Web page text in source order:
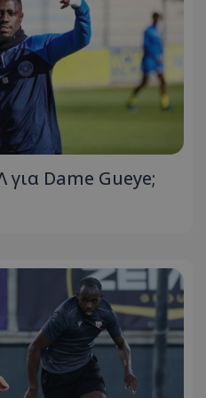
Dame Gueye;